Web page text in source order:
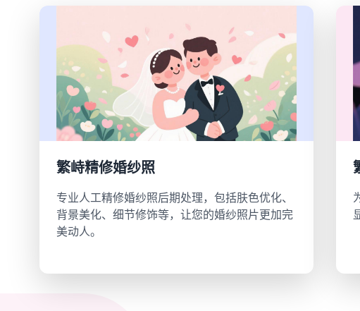
繁峙精修婚纱照
专业人工精修婚纱照后期处理，包括肤色优化、
背景美化、细节修饰等，让您的婚纱照片更加完
美动人。